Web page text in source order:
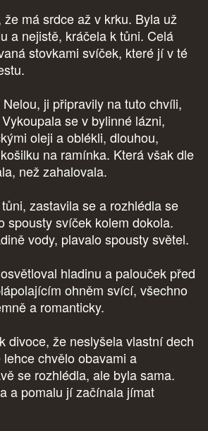
má srdce až v krku. Byla už
a nejistě, kráčela k tůni. Celá
stovkami svíček, které jí v té
ji připravily na tuto chvíli,
se v bylinné lázni,
oleji a oblékli, dlouhou,
na ramínka. Která však dle
než zahalovala.
zastavila se a rozhlédla se
spousty svíček kolem dokola.
vody, plavalo spousty světel.
hladinu a palouček před
ohněm svící, všechno
a romanticky.
divoce, že neslyšela vlastní dech
chvělo obavami a
se rozhlédla, ale byla sama.
a pomalu jí začínala jímat